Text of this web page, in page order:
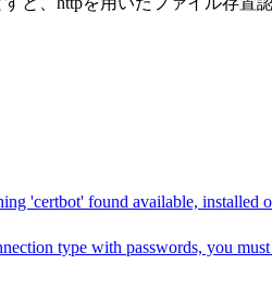
'certbot' found available, installed
type with passwords, you must